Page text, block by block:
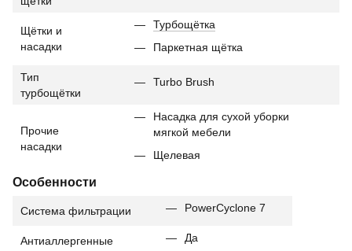
Щётки и
насадки
Турбощётка
Паркетная щётка
Тип
турбощётки
Turbo Brush
Прочие
насадки
Насадка для сухой уборки
мягкой мебели
Щелевая
Особенности
Система фильтрации PowerCyclone 7
Антиаллергенные Да